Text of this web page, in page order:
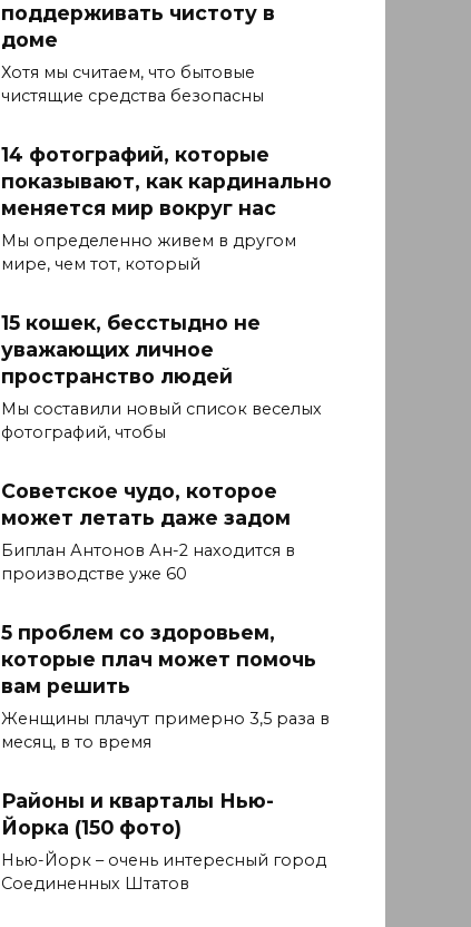
поддерживать чистоту в
доме
Хотя мы считаем, что бытовые
чистящие средства безопасны
14 фотографий, которые
показывают, как кардинально
меняется мир вокруг нас
Мы определенно живем в другом
мире, чем тот, который
15 кошек, бесстыдно не
уважающих личное
пространство людей
Мы составили новый список веселых
фотографий, чтобы
Советское чудо, которое
может летать даже задом
Биплан Антонов Ан-2 находится в
производстве уже 60
5 проблем со здоровьем,
которые плач может помочь
вам решить
Женщины плачут примерно 3,5 раза в
месяц, в то время
Районы и кварталы Нью-
Йорка (150 фото)
Нью-Йорк – очень интересный город
Соединенных Штатов